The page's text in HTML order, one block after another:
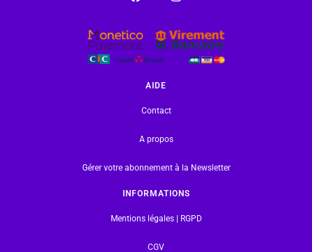
AIDE
Contact
A propos
Gérer votre abonnement à la Newsletter
INFORMATIONS
Mentions légales | RGPD
CGV